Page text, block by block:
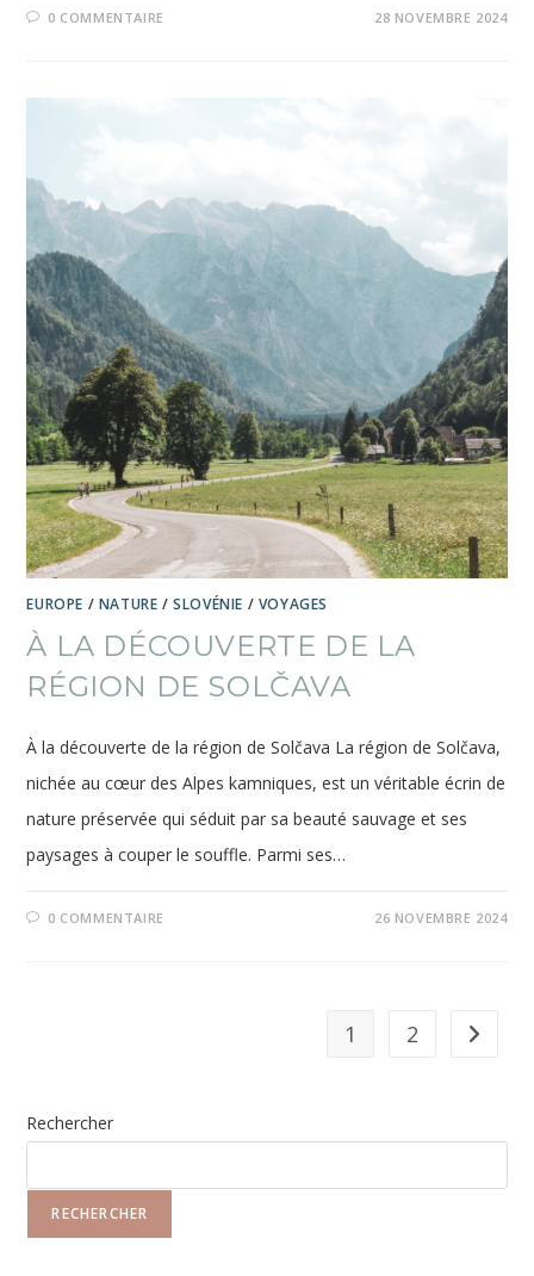
0 COMMENTAIRE 28 NOVEMBRE 2024
EUROPE / NATURE /SLOVÉNIE / VOYAGES
À LA DÉCOUVERTE DE LA
RÉGION DE SOLČAVA
À la découverte de la région de Solčava La région de Solčava,
nichée au cœur des Alpes kamniques, est un véritable écrin de
nature préservée qui séduit par sa beauté sauvage et ses
paysages à couper le souffle. Parmi ses…
0 COMMENTAIRE 26 NOVEMBRE 2024
1 2 Aller à
Rechercher
RECHERCHER